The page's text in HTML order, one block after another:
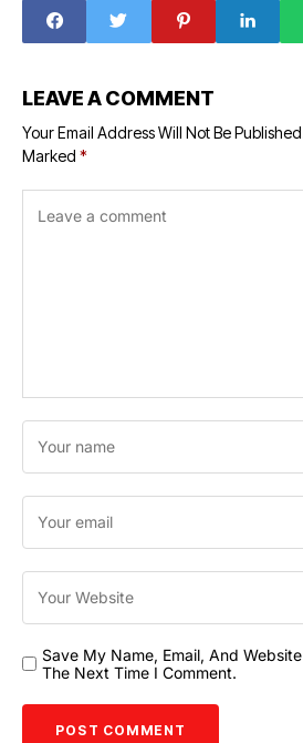
mixing termite
medicine in
jaggery were
LEAVE A COMMENT
Your Email Address Will Not Be
Marked *
Save My Name, Email, And
The Next Time I Comment.